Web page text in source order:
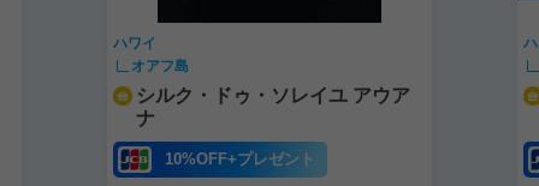
ハワイ
オアフ島
シルク・ドゥ・ソレイユ アウア
ナ
10%OFF+プレゼント
ハ